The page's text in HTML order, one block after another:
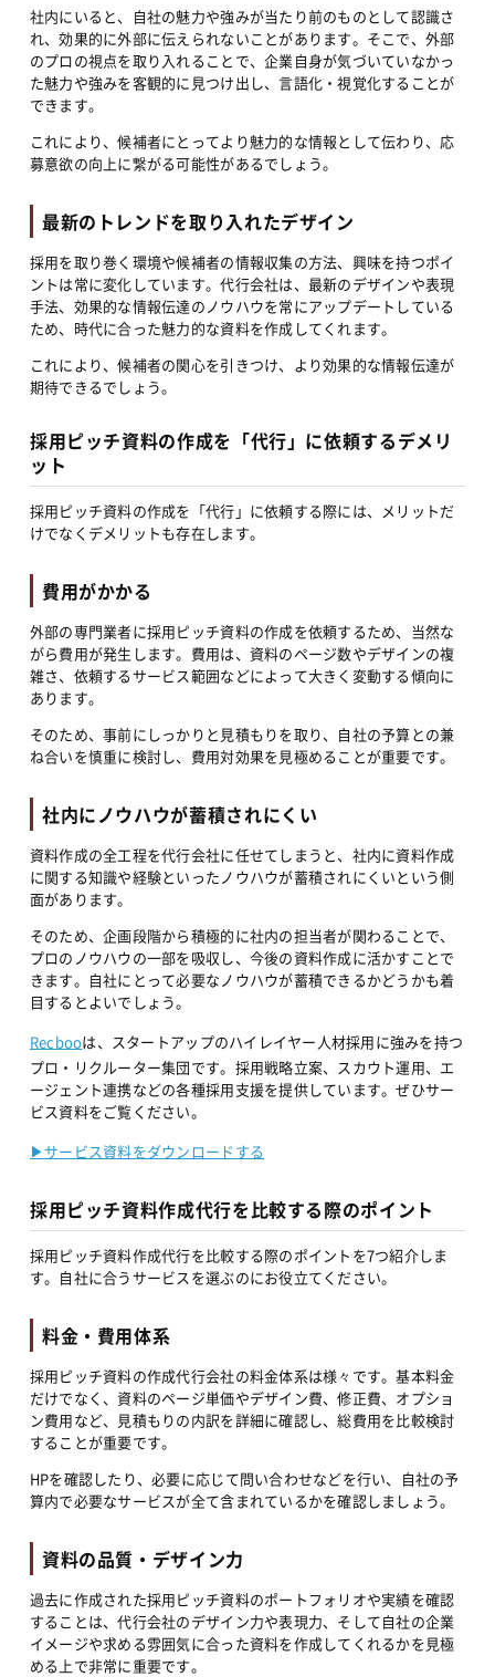
社内にいると、自社の魅力や強みが当たり前のものとして認識さ
れ、効果的に外部に伝えられないことがあります。そこで、外部
のプロの視点を取り入れることで、企業自身が気づいていなかっ
た魅力や強みを客観的に見つけ出し、言語化・視覚化することが
できます。
これにより、候補者にとってより魅力的な情報として伝わり、応
募意欲の向上に繋がる可能性があるでしょう。
最新のトレンドを取り入れたデザイン
採用を取り巻く環境や候補者の情報収集の方法、興味を持つポイ
ントは常に変化しています。代行会社は、最新のデザインや表現
手法、効果的な情報伝達のノウハウを常にアップデートしている
ため、時代に合った魅力的な資料を作成してくれます。
これにより、候補者の関心を引きつけ、より効果的な情報伝達が
期待できるでしょう。
採用ピッチ資料の作成を「代行」に依頼するデメリ
ット
採用ピッチ資料の作成を「代行」に依頼する際には、メリットだ
けでなくデメリットも存在します。
費用がかかる
外部の専門業者に採用ピッチ資料の作成を依頼するため、当然な
がら費用が発生します。費用は、資料のページ数やデザインの複
雑さ、依頼するサービス範囲などによって大きく変動する傾向に
あります。
そのため、事前にしっかりと見積もりを取り、自社の予算との兼
ね合いを慎重に検討し、費用対効果を見極めることが重要です。
社内にノウハウが蓄積されにくい
資料作成の全工程を代行会社に任せてしまうと、社内に資料作成
に関する知識や経験といったノウハウが蓄積されにくいという側
面があります。
そのため、企画段階から積極的に社内の担当者が関わることで、
プロのノウハウの一部を吸収し、今後の資料作成に活かすことで
きます。自社にとって必要なノウハウが蓄積できるかどうかも着
目するとよいでしょう。
Recbooは、スタートアップのハイレイヤー人材採用に強みを持つ
プロ・リクルーター集団です。採用戦略立案、スカウト運用、エ
ージェント連携などの各種採用支援を提供しています。ぜひサー
ビス資料をご覧ください。
▶︎サービス資料をダウンロードする
採用ピッチ資料作成代行を比較する際のポイント
採用ピッチ資料作成代行を比較する際のポイントを7つ紹介しま
す。自社に合うサービスを選ぶのにお役立てください。
料金・費用体系
採用ピッチ資料の作成代行会社の料金体系は様々です。基本料金
だけでなく、資料のページ単価やデザイン費、修正費、オプショ
ン費用など、見積もりの内訳を詳細に確認し、総費用を比較検討
することが重要です。
HPを確認したり、必要に応じて問い合わせなどを行い、自社の予
算内で必要なサービスが全て含まれているかを確認しましょう。
資料の品質・デザイン力
過去に作成された採用ピッチ資料のポートフォリオや実績を確認
することは、代行会社のデザイン力や表現力、そして自社の企業
イメージや求める雰囲気に合った資料を作成してくれるかを見極
める上で非常に重要です。